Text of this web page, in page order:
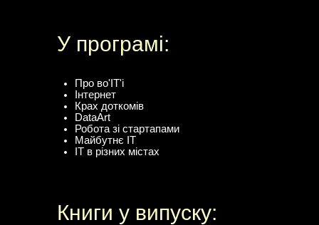
У програмі:
Про во'IT'і
Інтернет
Крах доткомів
DataArt
Робота зі стартапами
Майбутнє IT
IT в різних містах
Книги у випуску: